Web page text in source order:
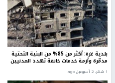
بلدية غزة: أكثر من 85% من البنية التحتية
مدمّرة وأزمة خدمات خانقة تهدد المدنيين
1 شهر، 2 أسبوعين ago